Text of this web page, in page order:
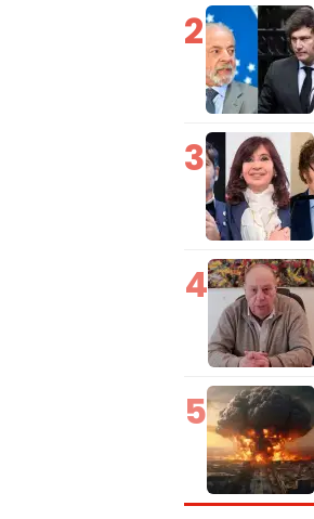
2
3
4
5